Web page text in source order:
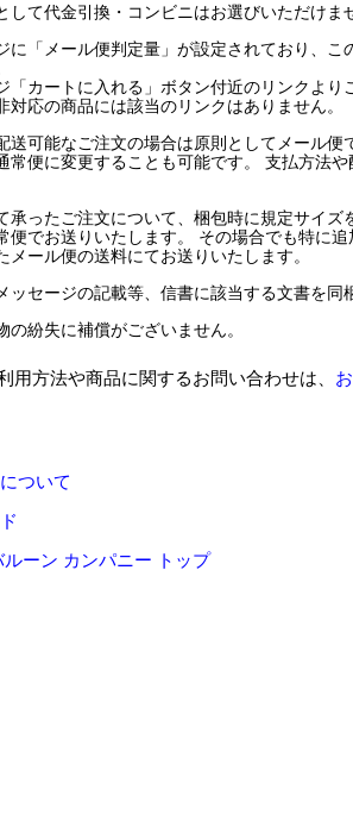
して代金引換・コンビニはお選びいただけま
に「メール便判定量」が設定されており、
「カートに入れる」ボタン付近のリンクより
応の商品には該当のリンクはありません。
送可能なご注文の場合は原則としてメール
常便に変更することも可能です。 支払方法
承ったご注文について、梱包時に規定サイ
便でお送りいたします。 その場合でも特に
メール便の送料にてお送りいたします。
ッセージの記載等、信書に該当する文書を同
の紛失に補償がございません。
用方法や商品に関するお問い合わせは、
ついて
ーン カンパニー トップ